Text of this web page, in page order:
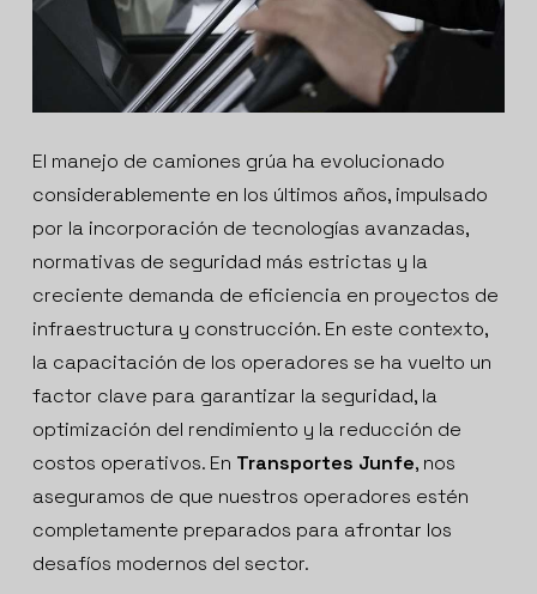
El manejo de camiones grúa ha evolucionado
considerablemente en los últimos años, impulsado
por la incorporación de tecnologías avanzadas,
normativas de seguridad más estrictas y la
creciente demanda de eficiencia en proyectos de
infraestructura y construcción. En este contexto,
la capacitación de los operadores se ha vuelto un
factor clave para garantizar la seguridad, la
optimización del rendimiento y la reducción de
costos operativos. En Transportes Junfe, nos
aseguramos de que nuestros operadores estén
completamente preparados para afrontar los
desafíos modernos del sector.